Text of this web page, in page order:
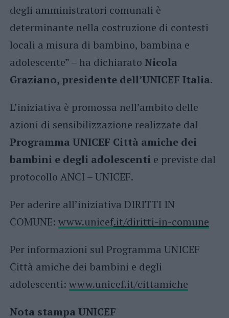
degli amministratori comunali è
determinante nella costruzione di contesti
locali a misura di bambino, bambina e
adolescente” – ha dichiarato Nicola
Graziano, presidente dell’UNICEF Italia.
L’iniziativa è promossa nell’ambito delle
azioni di sensibilizzazione realizzate dal
Programma UNICEF Città amiche dei
bambini e degli adolescenti e previste dal
protocollo ANCI – UNICEF.
Per aderire all’iniziativa DIRITTI IN
COMUNE: www.unicef.it/diritti-in-comune
Per informazioni sul Programma UNICEF
Città amiche dei bambini e degli
adolescenti: www.unicef.it/cittamiche
Nota stampa UNICEF